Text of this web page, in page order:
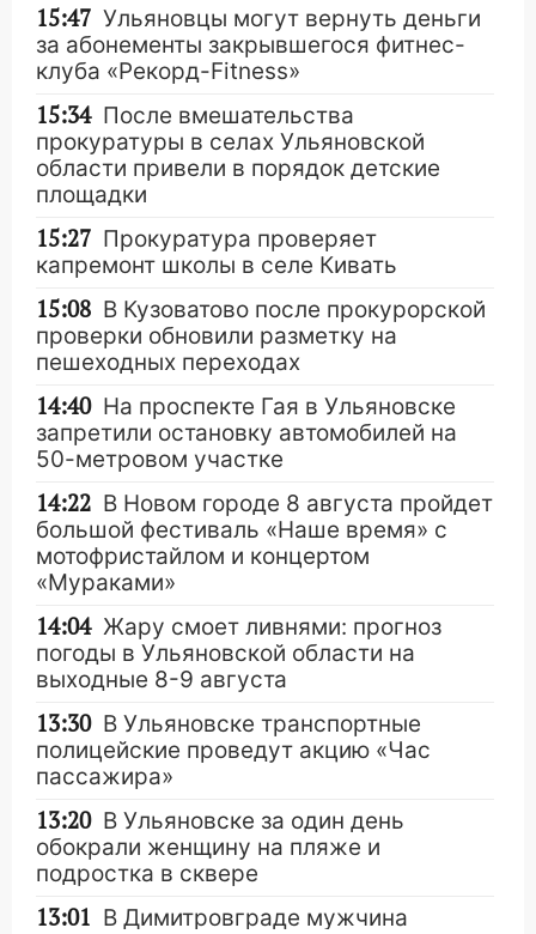
15:47 Ульяновцы могут вернуть деньги
за абонементы закрывшегося фитнес-
клуба «Рекорд-Fitness»
15:34 После вмешательства
прокуратуры в селах Ульяновской
области привели в порядок детские
площадки
15:27 Прокуратура проверяет
капремонт школы в селе Кивать
15:08 В Кузоватово после прокурорской
проверки обновили разметку на
пешеходных переходах
14:40 На проспекте Гая в Ульяновске
запретили остановку автомобилей на
50-метровом участке
14:22 В Новом городе 8 августа пройдет
большой фестиваль «Наше время» с
мотофристайлом и концертом
«Мураками»
14:04 Жару смоет ливнями: прогноз
погоды в Ульяновской области на
выходные 8-9 августа
13:30 В Ульяновске транспортные
полицейские проведут акцию «Час
пассажира»
13:20 В Ульяновске за один день
обокрали женщину на пляже и
подростка в сквере
13:01 В Димитровграде мужчина